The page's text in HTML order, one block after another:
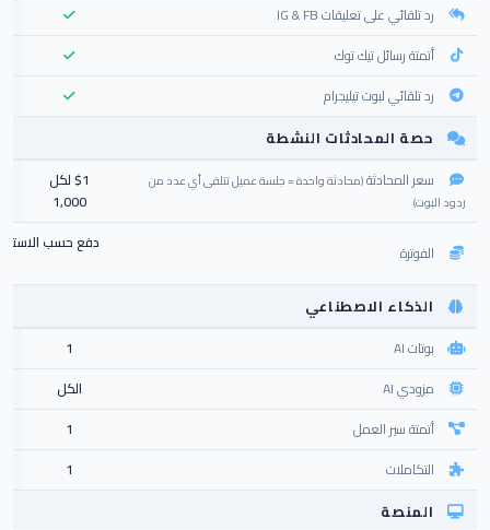
رد تلقائي على تعليقات IG & FB
أتمتة رسائل تيك توك
رد تلقائي لبوت تيليجرام
حصة المحادثات النشطة
سعر المحادثة(محادثة واحدة = جلسة عميل تتلقى أي عدد من
ردود البوت)
$1 لكل
1,000
الفوترة دفع حسب
الذكاء الاصطناعي
بوتات AI
1
مزودي AI
الكل
أتمتة سير العمل
1
التكاملات
1
المنصة